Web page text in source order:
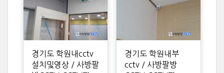
경기도 학원내cctv
설치및영상 / 사방팔
경기도 학원내부
cctv / 사방팔방